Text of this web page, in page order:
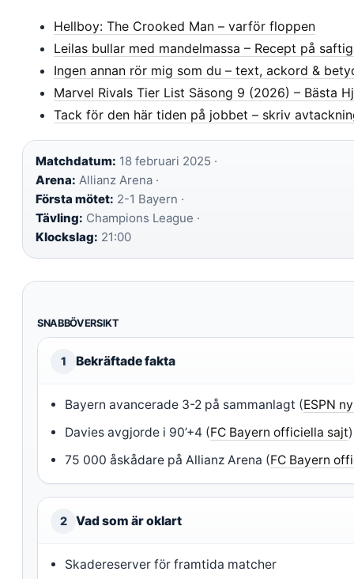
Hellboy: The Crooked Man – varför floppen
Leilas bullar med mandelmassa – Recept på
Ingen annan rör mig som du – text, ackord &
Marvel Rivals Tier List Säsong 9 (2026) – Bästa
Tack för den här tiden på jobbet – skriv
Matchdatum: 18 februari 2025 ·
Arena: Allianz Arena ·
Första mötet: 2-1 Bayern ·
Tävling: Champions League ·
Klockslag: 21:00
SNABBÖVERSIKT
1 Bekräftade fakta
Bayern avancerade 3-2 på sammanlagt (ESPN
Davies avgjorde i 90’+4 (FC Bayern officiella sajt)
75 000 åskådare på Allianz Arena (FC Bayern
2 Vad som är oklart
Skadereserver för framtida matcher